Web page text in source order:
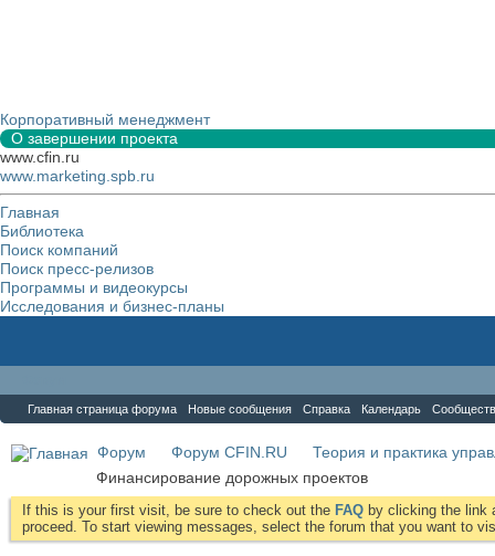
Корпоративный менеджмент
О завершении проекта
www.cfin.ru
www.marketing.spb.ru
Главная
Библиотека
Поиск компаний
Поиск пресс-релизов
Программы и видеокурсы
Исследования и бизнес-планы
Главная страница форума Новые сообщения Справка Календарь
Форум Форум CFIN.RU
Теория и практика
Финансирование дорожных проектов
If this is your first visit, be sure to check out the FAQ by clicking the link
proceed. To start viewing messages, select the forum that you want to